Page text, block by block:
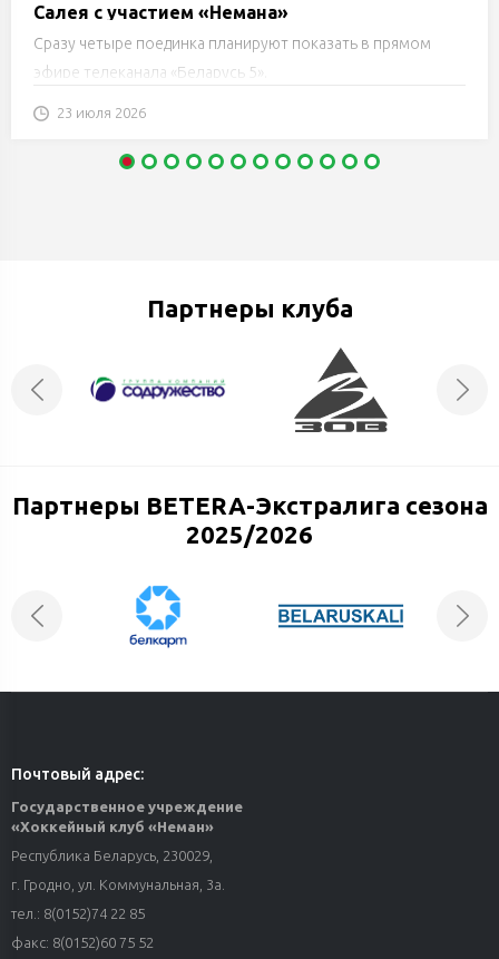
Салея с участием «Немана»
Сразу четыре поединка планируют показать в прямом
эфире телеканала «Беларусь 5».
23 июля 2026
Партнеры клуба
Партнеры BETERA-Экстралига сезона
2025/2026
Почтовый адрес:
Государственное учреждение
«Хоккейный клуб «Неман»
Республика Беларусь, 230029,
г. Гродно, ул. Коммунальная, 3а.
тел.: 8(0152)74 22 85
факс: 8(0152)60 75 52